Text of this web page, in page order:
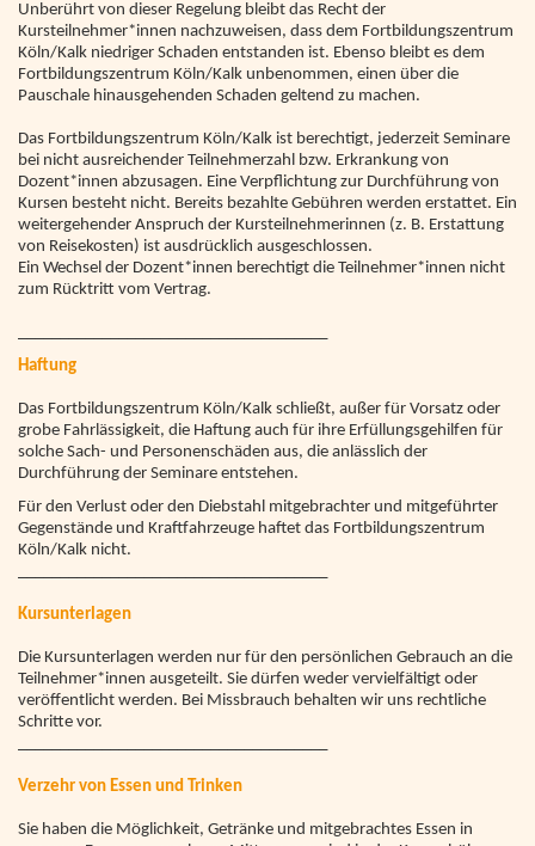
Unberührt von dieser Regelung bleibt das Recht der
Kursteilnehmer*innen nachzuweisen, dass dem Fortbildungszentrum
Köln/Kalk niedriger Schaden entstanden ist. Ebenso bleibt es dem
Fortbildungszentrum Köln/Kalk unbenommen, einen über die
Pauschale hinausgehenden Schaden geltend zu machen.
Das Fortbildungszentrum Köln/Kalk ist berechtigt, jederzeit Seminare
bei nicht ausreichender Teilnehmerzahl bzw. Erkrankung von
Dozent*innen abzusagen. Eine Verpflichtung zur Durchführung von
Kursen besteht nicht. Bereits bezahlte Gebühren werden erstattet. Ein
weitergehender Anspruch der Kursteilnehmerinnen (z. B. Erstattung
von Reisekosten) ist ausdrücklich ausgeschlossen.
Ein Wechsel der Dozent*innen berechtigt die Teilnehmer*innen nicht
zum Rücktritt vom Vertrag.
Haftung
Das Fortbildungszentrum Köln/Kalk schließt, außer für Vorsatz oder
grobe Fahrlässigkeit, die Haftung auch für ihre Erfüllungsgehilfen für
solche Sach- und Personenschäden aus, die anlässlich der
Durchführung der Seminare entstehen.
Für den Verlust oder den Diebstahl mitgebrachter und mitgeführter
Gegenstände und Kraftfahrzeuge haftet das Fortbildungszentrum
Köln/Kalk nicht.
Kursunterlagen
Die Kursunterlagen werden nur für den persönlichen Gebrauch an die
Teilnehmer*innen ausgeteilt. Sie dürfen weder vervielfältigt oder
veröffentlicht werden. Bei Missbrauch behalten wir uns rechtliche
Schritte vor.
Verzehr von Essen und Trinken
Sie haben die Möglichkeit, Getränke und mitgebrachtes Essen in